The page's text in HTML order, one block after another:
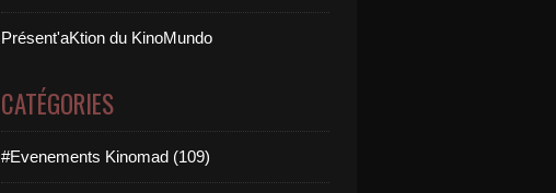
Présent'aKtion du KinoMundo
CATÉGORIES
#Evenements Kinomad (109)